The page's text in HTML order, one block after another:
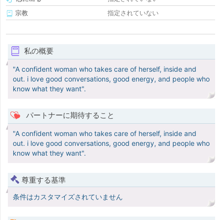
宗教
指定されていない
私の概要
"A confident woman who takes care of herself, inside and
out. i love good conversations, good energy, and people who
know what they want".
パートナーに期待すること
"A confident woman who takes care of herself, inside and
out. i love good conversations, good energy, and people who
know what they want".
尊重する基準
条件はカスタマイズされていません